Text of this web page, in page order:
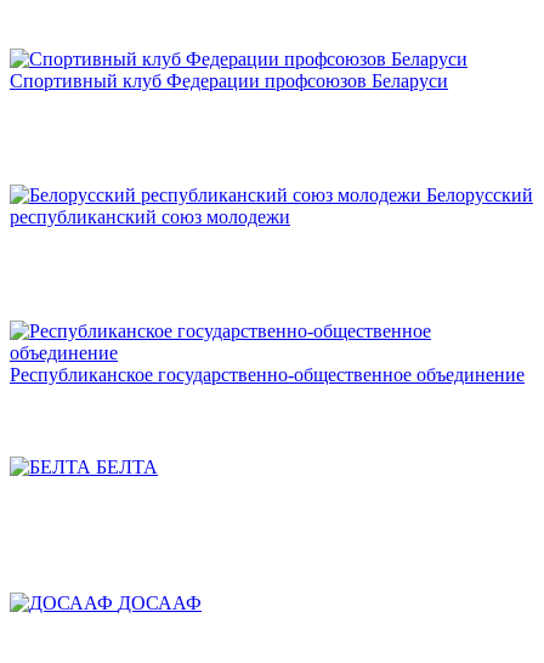
Спортивный клуб Федерации профсоюзов Беларуси
Белорусский
республиканский союз молодежи
Республиканское государственно-общественное объединение
БЕЛТА
ДОСААФ